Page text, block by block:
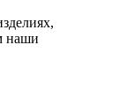
наши